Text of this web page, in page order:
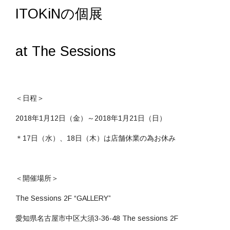
ITOKiNの個展
at The Sessions
＜日程＞
2018年1月12日（金）～2018年1月21日（日）
＊17日（水）、18日（木）は店舗休業の為お休み
＜開催場所＞
The Sessions 2F “GALLERY”
愛知県名古屋市中区大須3-36-48 The sessions 2F